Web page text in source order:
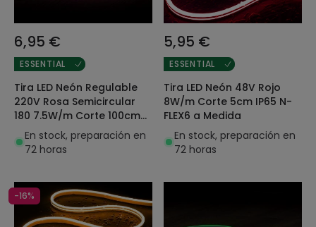
6,95 €
ESSENTIAL
Tira LED Neón Regulable
220V Rosa Semicircular
180 7.5W/m Corte 100cm
IP67 a Medida
En stock, preparación en
72 horas
5,95 €
ESSENTIAL
Tira LED Neón 48V Rojo
8W/m Corte 5cm IP65 N-
FLEX6 a Medida
En stock, preparación en
72 horas
-16%